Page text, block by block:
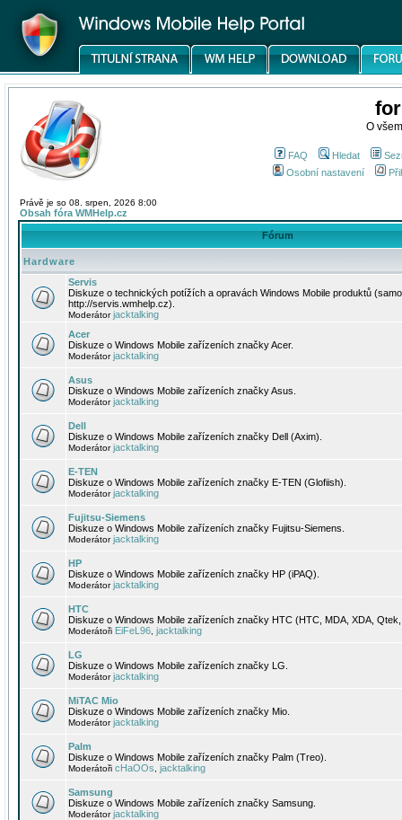
O
FAQ Hledat
Osobní nastavení
Právě je so 08. srpen, 2026 8:00
Obsah fóra WMHelp.cz
Fórum
Hardware
Servis
Diskuze o technických potížích a opravách Windows Mobile produktů
http://servis.wmhelp.cz).
Moderátorjacktalking
Acer
Diskuze o Windows Mobile zařízeních značky Acer.
Moderátorjacktalking
Asus
Diskuze o Windows Mobile zařízeních značky Asus.
Moderátorjacktalking
Dell
Diskuze o Windows Mobile zařízeních značky Dell (Axim).
Moderátorjacktalking
E-TEN
Diskuze o Windows Mobile zařízeních značky E-TEN (Glofiish).
Moderátorjacktalking
Fujitsu-Siemens
Diskuze o Windows Mobile zařízeních značky Fujitsu-Siemens.
Moderátorjacktalking
HP
Diskuze o Windows Mobile zařízeních značky HP (iPAQ).
Moderátorjacktalking
HTC
Diskuze o Windows Mobile zařízeních značky HTC (HTC, MDA, XDA,
Moderátoři EiFeL96 jacktalking
LG
Diskuze o Windows Mobile zařízeních značky LG.
Moderátorjacktalking
MiTAC Mio
Diskuze o Windows Mobile zařízeních značky Mio.
Moderátorjacktalking
Palm
Diskuze o Windows Mobile zařízeních značky Palm (Treo).
Moderátoři cHaOOs jacktalking
Samsung
Diskuze o Windows Mobile zařízeních značky Samsung.
Moderátorjacktalking